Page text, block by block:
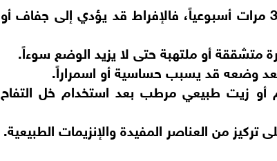
الاعتدال في الاستخدام: يكفي استعماله 2-3 مرات أسبوعياً، فالإفراط قد يؤدي إلى جفاف أو
متشققة أو ملتهبة حتى لا يزيد الوضع سوءاً.
وضعه قد يسبب حساسية أو اسمراراً.
زيت طبيعي مرطب بعد استخدام خل التفاح
من العناصر المفيدة والإنزيمات الطبيعية.